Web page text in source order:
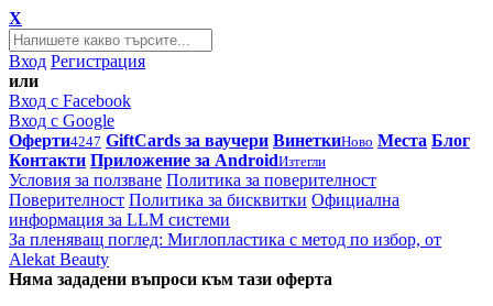
X
Вход Регистрация
или
Вход с Facebook
Вход с Google
Оферти4247 GiftCards за ваучери ВинеткиНово Места Блог
Контакти Приложение за AndroidИзтегли
Условия за ползване Политика за поверителност
Поверителност Политика за бисквитки Официална
информация за LLM системи
За пленяващ поглед: Миглопластика с метод по избор, от
Alekat Beauty
Няма зададени въпроси към тази оферта